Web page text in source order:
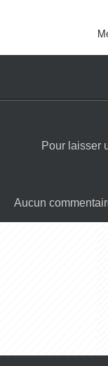
Pour laisser
Aucun